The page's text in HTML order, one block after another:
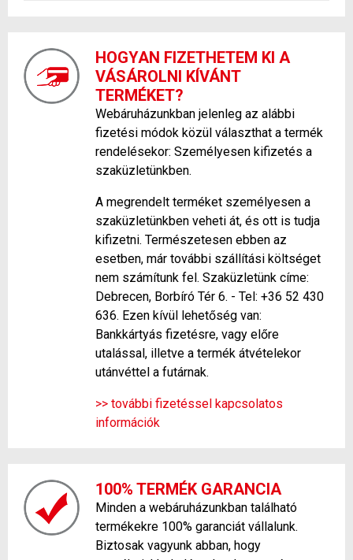
HOGYAN FIZETHETEM KI A
VÁSÁROLNI KÍVÁNT
TERMÉKET?
Webáruházunkban jelenleg az alábbi
fizetési módok közül választhat a termék
rendelésekor: Személyesen kifizetés a
szaküzletünkben.
A megrendelt terméket személyesen a
szaküzletünkben veheti át, és ott is tudja
kifizetni. Természetesen ebben az
esetben, már további szállítási költséget
nem számítunk fel. Szaküzletünk címe:
Debrecen, Borbíró Tér 6. - Tel: +36 52 430
636. Ezen kívül lehetőség van:
Bankkártyás fizetésre, vagy előre
utalással, illetve a termék átvételekor
utánvéttel a futárnak.
>> további fizetéssel kapcsolatos
információk
100% TERMÉK GARANCIA
Minden a webáruházunkban található
termékekre 100% garanciát vállalunk.
Biztosak vagyunk abban, hogy